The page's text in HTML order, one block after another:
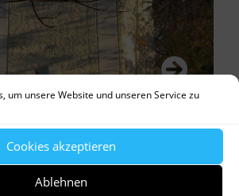
um unsere Website und unseren Service zu
Cookies akzeptieren
Ablehnen